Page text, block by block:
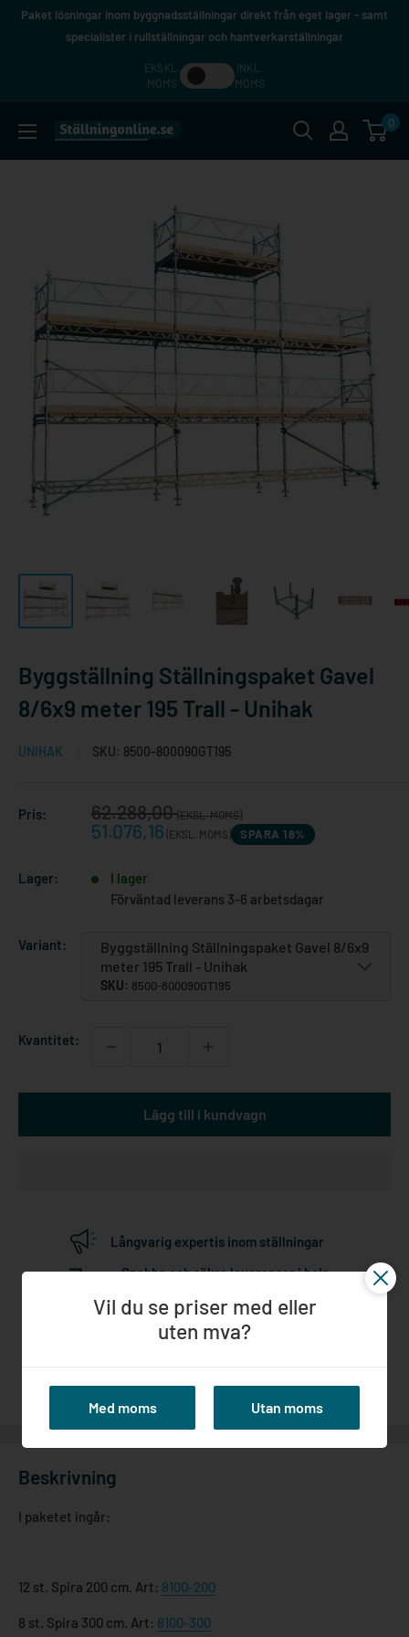
HoppaPaket lösningar inom byggnadsställningar direkt från eget lager - samt
specialister i rullställningar och hantverkarställningar
EKSKL.
MOMS
INKL.
MOMS
Ställningonline.se
0
Byggställning Ställningspaket Gavel
8/6x9 meter 195 Trall - Unihak
UNIHAK SKU: 8500-800090GT195
Pris: Reapris
62.288,00(EKSL. MOMS)
51.076,16 (EKSL. MOMS) SPARA 18%
Lager:
I lager
Förväntad leverans 3-6 arbetsdagar
Variant:
Byggställning Ställningspaket Gavel 8/6x9
meter 195 Trall - Unihak
SKU: 8500-800090GT195
Kvantitet:
Lägg till i kundvagn
Långvarig expertis inom ställningar
Snabba och säkra leveranser i hela
Högkvalitativa produkter
Beskrivning
I paketet ingår:
12 st. Spira 200 cm. Art: 8100-200
8 st. Spira 300 cm. Art: 8100-300
Vil du se priser med eller
uten mva?
Med moms Utan moms